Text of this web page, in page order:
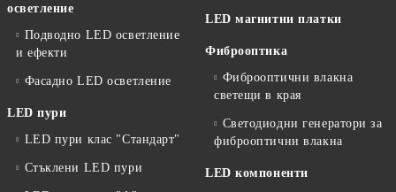
осветление
Подводно LED осветление
и ефекти
Фасадно LED осветление
LED пури
LED пури клас "Стандарт"
Стъклени LED пури
LED магнитни платки
Фиброоптика
Фиброоптични влакна
светещи в края
Светодиодни генератори за
фиброоптични влакна
LED компоненти